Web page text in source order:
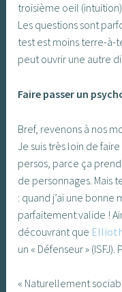
troisième oeil
Les questions sont
test est moins terre-à-
peut ouvrir une autre
Faire passer un
Bref, revenons à nos
Je suis très loin de
persos, parce ça
de personnages. Mais
: quand j’ai une bonne
parfaitement valide !
découvrant que
un « Défenseur »
« Naturellement